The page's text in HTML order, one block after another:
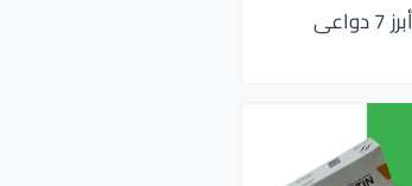
كيروفيت Kerovit فيتامين | أبرز 7 دواعى